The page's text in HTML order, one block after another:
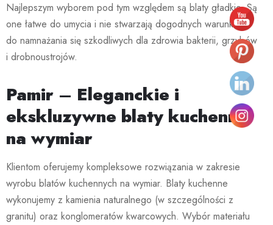
Najlepszym wyborem pod tym względem są blaty gładkie. Są
one łatwe do umycia i nie stwarzają dogodnych warunków
do namnażania się szkodliwych dla zdrowia bakterii, grzybów
i drobnoustrojów.
Pamir – Eleganckie i
ekskluzywne blaty kuchenne
na wymiar
Klientom oferujemy kompleksowe rozwiązania w zakresie
wyrobu blatów kuchennych na wymiar. Blaty kuchenne
wykonujemy z kamienia naturalnego (w szczególności z
granitu) oraz konglomeratów kwarcowych. Wybór materiału